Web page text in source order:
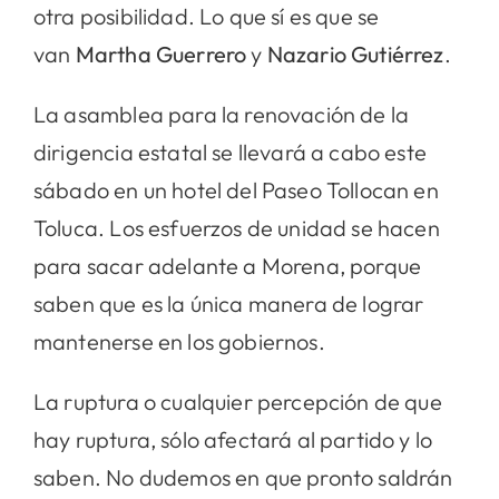
otra posibilidad. Lo que sí es que se
van Martha Guerreroy Nazario Gutiérrez.
La asamblea para la renovación de la
dirigencia estatal se llevará a cabo este
sábado en un hotel del Paseo Tollocan en
Toluca. Los esfuerzos de unidad se hacen
para sacar adelante a Morena, porque
saben que es la única manera de lograr
mantenerse en los gobiernos.
La ruptura o cualquier percepción de que
hay ruptura, sólo afectará al partido y lo
saben. No dudemos en que pronto saldrán